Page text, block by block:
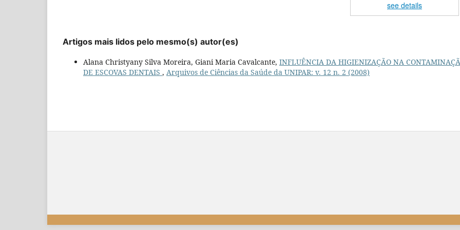
see details
Artigos mais lidos pelo mesmo(s) autor(es)
Alana Christyany Silva Moreira, Giani Maria Cavalcante, INFLUÊNCIA DA HIGIENIZAÇÃO NA
DE ESCOVAS DENTAIS , Arquivos de Ciências da Saúde da UNIPAR: v. 12 n. 2 (2008)